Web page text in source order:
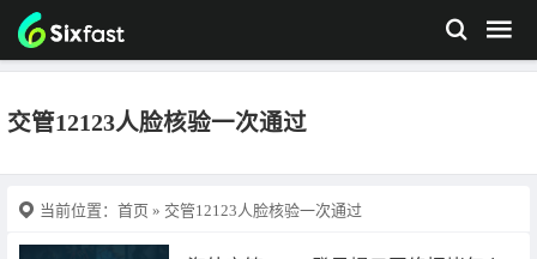
交管12123人脸核验一次通过
当前位置： 首页 » 交管12123人脸核验一次通过